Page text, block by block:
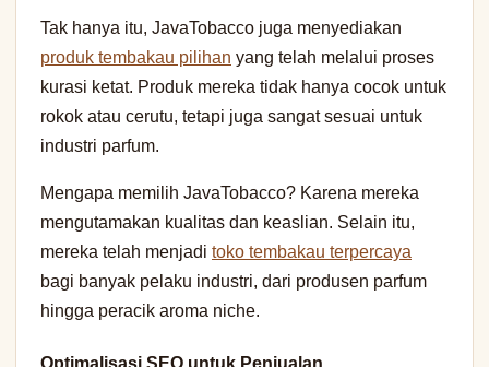
Tak hanya itu, JavaTobacco juga menyediakan
produk tembakau pilihan yang telah melalui proses
kurasi ketat. Produk mereka tidak hanya cocok untuk
rokok atau cerutu, tetapi juga sangat sesuai untuk
industri parfum.
Mengapa memilih JavaTobacco? Karena mereka
mengutamakan kualitas dan keaslian. Selain itu,
mereka telah menjadi toko tembakau terpercaya
bagi banyak pelaku industri, dari produsen parfum
hingga peracik aroma niche.